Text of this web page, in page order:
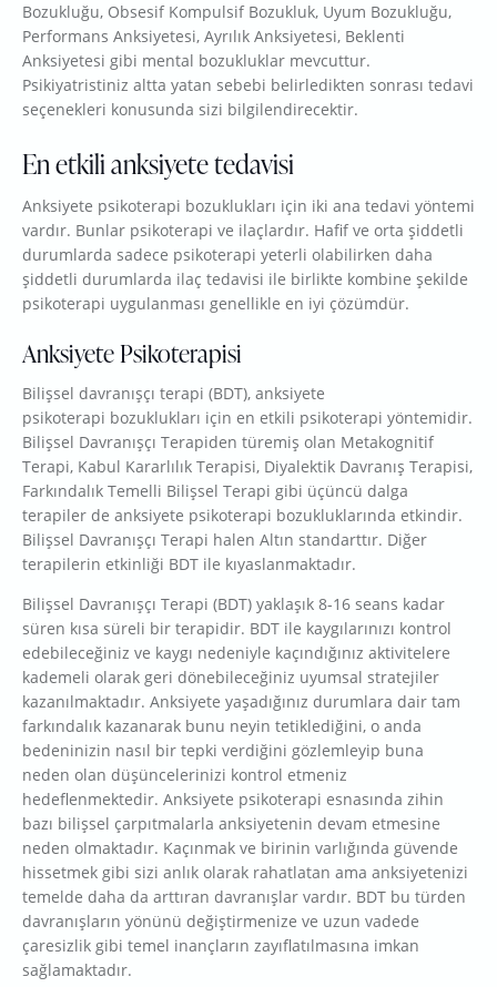
Bozukluğu, Obsesif Kompulsif Bozukluk, Uyum Bozukluğu,
Performans Anksiyetesi, Ayrılık Anksiyetesi, Beklenti
Anksiyetesi gibi mental bozukluklar mevcuttur.
Psikiyatristiniz altta yatan sebebi belirledikten sonrası tedavi
seçenekleri konusunda sizi bilgilendirecektir.
En etkili anksiyete tedavisi
Anksiyete psikoterapi bozuklukları için iki ana tedavi yöntemi
vardır. Bunlar psikoterapi ve ilaçlardır. Hafif ve orta şiddetli
durumlarda sadece psikoterapi yeterli olabilirken daha
şiddetli durumlarda ilaç tedavisi ile birlikte kombine şekilde
psikoterapi uygulanması genellikle en iyi çözümdür.
Anksiyete Psikoterapisi
Bilişsel davranışçı terapi (BDT), anksiyete
psikoterapi bozuklukları için en etkili psikoterapi yöntemidir.
Bilişsel Davranışçı Terapiden türemiş olan Metakognitif
Terapi, Kabul Kararlılık Terapisi, Diyalektik Davranış Terapisi,
Farkındalık Temelli Bilişsel Terapi gibi üçüncü dalga
terapiler de anksiyete psikoterapi bozukluklarında etkindir.
Bilişsel Davranışçı Terapi halen Altın standarttır. Diğer
terapilerin etkinliği BDT ile kıyaslanmaktadır.
Bilişsel Davranışçı Terapi (BDT) yaklaşık 8-16 seans kadar
süren kısa süreli bir terapidir. BDT ile kaygılarınızı kontrol
edebileceğiniz ve kaygı nedeniyle kaçındığınız aktivitelere
kademeli olarak geri dönebileceğiniz uyumsal stratejiler
kazanılmaktadır. Anksiyete yaşadığınız durumlara dair tam
farkındalık kazanarak bunu neyin tetiklediğini, o anda
bedeninizin nasıl bir tepki verdiğini gözlemleyip buna
neden olan düşüncelerinizi kontrol etmeniz
hedeflenmektedir. Anksiyete psikoterapi esnasında zihin
bazı bilişsel çarpıtmalarla anksiyetenin devam etmesine
neden olmaktadır. Kaçınmak ve birinin varlığında güvende
hissetmek gibi sizi anlık olarak rahatlatan ama anksiyetenizi
temelde daha da arttıran davranışlar vardır. BDT bu türden
davranışların yönünü değiştirmenize ve uzun vadede
çaresizlik gibi temel inançların zayıflatılmasına imkan
sağlamaktadır.